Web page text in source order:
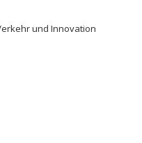
und Innovation